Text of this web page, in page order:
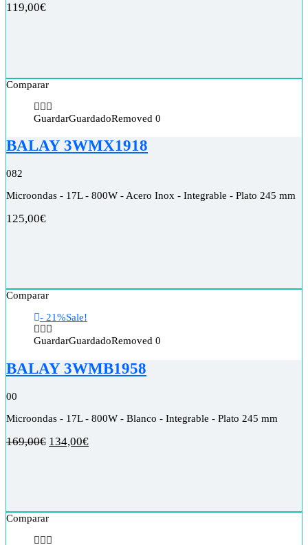
119,00€
Comparar
GuardarGuardadoRemoved 0
BALAY 3WMX1918
082
Microondas - 17L - 800W - Acero Inox - Integrable - Plato 245 mm
125,00€
Comparar
- 21%Sale!
GuardarGuardadoRemoved 0
BALAY 3WMB1958
00
Microondas - 17L - 800W - Blanco - Integrable - Plato 245 mm
169,00€ 134,00€
Comparar